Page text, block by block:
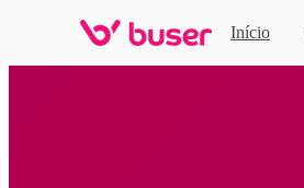
Início
Home